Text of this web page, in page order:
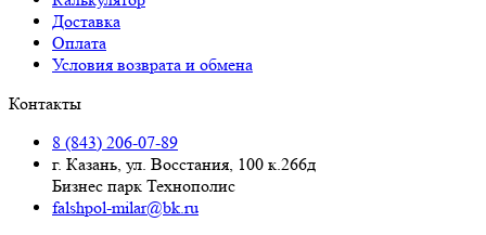
Доставка
Оплата
Условия возврата и обмена
Контакты
8 (843) 206-07-89
г. Казань, ул. Восстания, 100 к.266д
Бизнес парк Технополис
falshpol-milar@bk.ru